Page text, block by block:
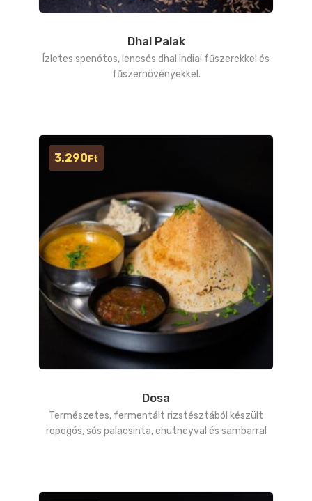
Dhal Palak
Ízletes spenótos, lencsés dhal indiai fűszerekkel és
fűszernövényekkel.
Dosa
Természetes, fermentált rizstésztából készült
ropogós, sós palacsinta, chutneyval és sambarral
3.290Ft